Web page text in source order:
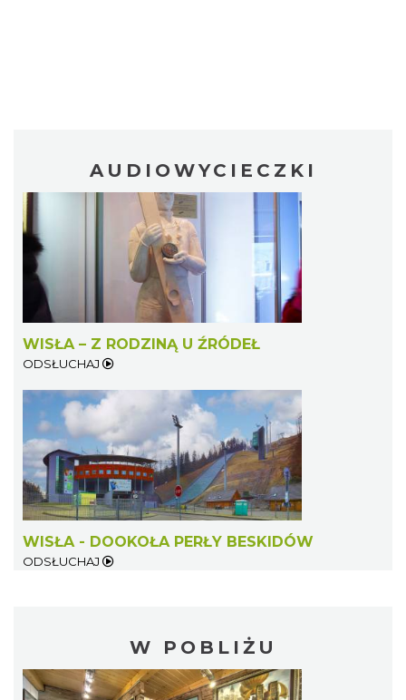
AUDIOWYCIECZKI
WISŁA – Z RODZINĄ U ŹRÓDEŁ
ODSŁUCHAJ
WISŁA - DOOKOŁA PERŁY BESKIDÓW
ODSŁUCHAJ
W POBLIŻU